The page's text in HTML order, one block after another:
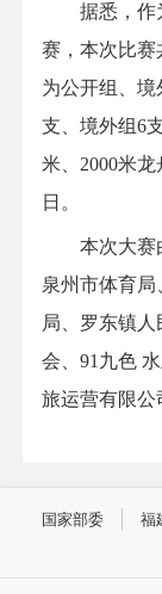
据悉，作为
赛，本次比赛
为公开组、
支、境外组6
米、2000米
日。
本次大赛由
泉州市体育局
局、罗东镇
会、91九色
旅运营有限公
国家部委 福